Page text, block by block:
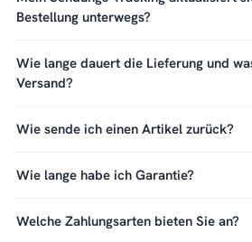
Bestellung unterwegs?
Wie lange dauert die Lieferung und
Versand?
Wie sende ich einen Artikel zurück?
Wie lange habe ich Garantie?
Welche Zahlungsarten bieten Sie an?